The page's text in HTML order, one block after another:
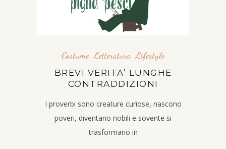
Costume,Letteratura,Lifestyle
BREVI VERITA’ LUNGHE
CONTRADDIZIONI
I proverbi sono creature curiose, nascono
poveri, diventano nobili e sovente si
trasformano in